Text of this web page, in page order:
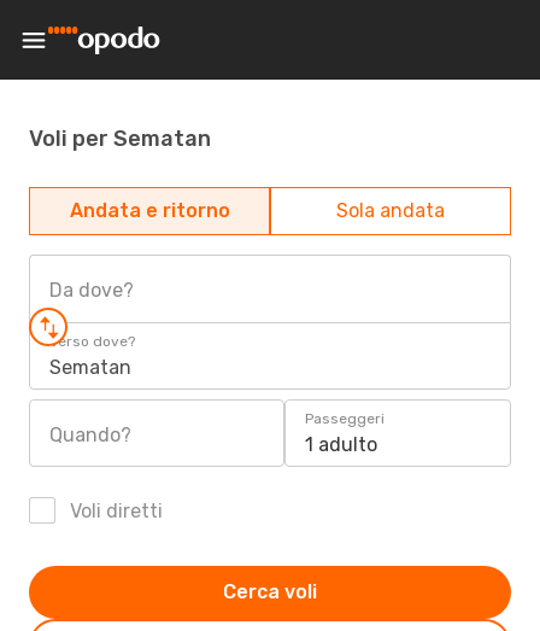
Voli per Sematan
Andata e ritorno Sola andata
Da dove?
Verso dove?
Sematan
Quando?
Passeggeri
1 adulto
Voli diretti
Cerca voli